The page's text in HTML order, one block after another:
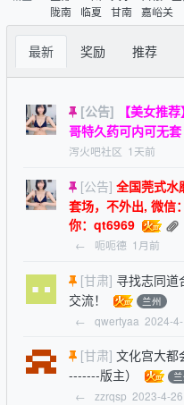
陇南
临夏 甘南 嘉峪关
最新 奖励 推荐
[公告]
【美女推
哥特久药可内可无
泻火吧社区 1天前
[公告] 全国莞式水
套场，不外出, 微信
你：qt6969
← 呃呃德 1月前
[甘肃] 寻找志同道
交流！
兰州
← qwertyaa 2024-
[甘肃] 文化宫大都
-------版主）
← zzrqsp 2023-4-26